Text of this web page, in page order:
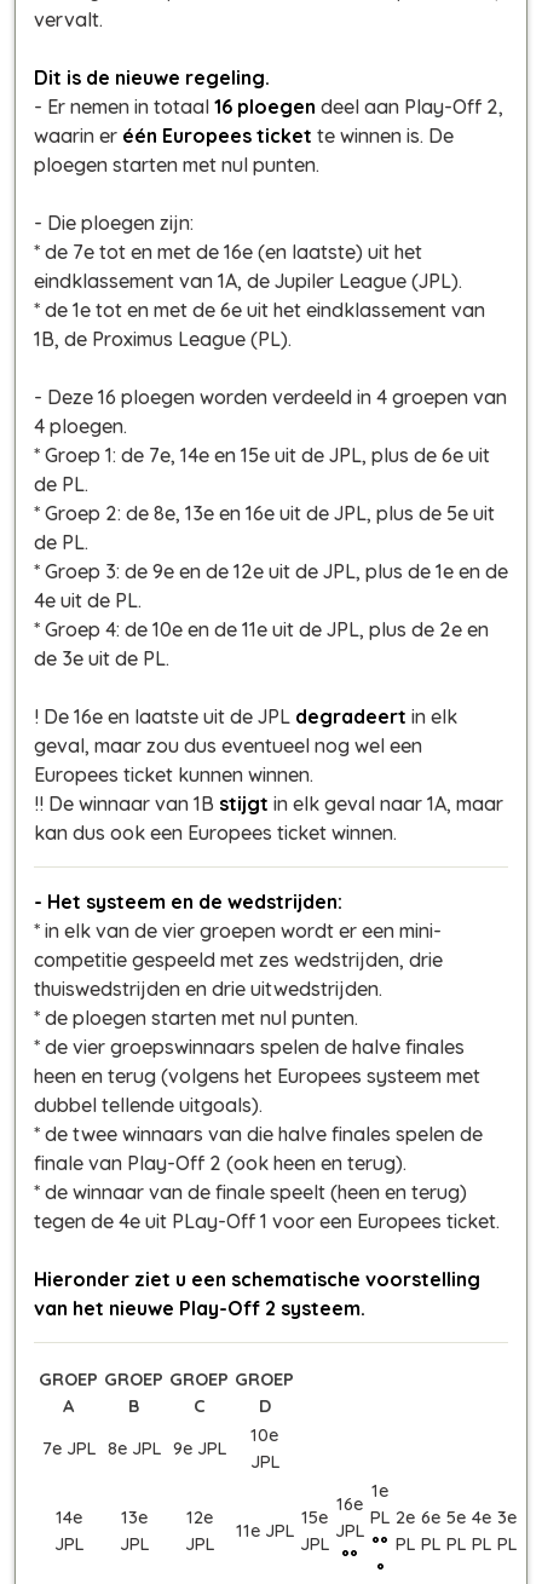
vervalt.
Dit is de nieuwe regeling.
- Er nemen in totaal 16 ploegen deel aan Play-Off 2,
waarin er één Europees ticket te winnen is. De
ploegen starten met nul punten.
- Die ploegen zijn:
* de 7e tot en met de 16e (en laatste) uit het
eindklassement van 1A, de Jupiler League (JPL).
* de 1e tot en met de 6e uit het eindklassement van
1B, de Proximus League (PL).
- Deze 16 ploegen worden verdeeld in 4 groepen van
4 ploegen.
* Groep 1: de 7e, 14e en 15e uit de JPL, plus de 6e uit
de PL.
* Groep 2: de 8e, 13e en 16e uit de JPL, plus de 5e uit
de PL.
* Groep 3: de 9e en de 12e uit de JPL, plus de 1e en de
4e uit de PL.
* Groep 4: de 10e en de 11e uit de JPL, plus de 2e en
de 3e uit de PL.
! De 16e en laatste uit de JPL degradeert in elk
geval, maar zou dus eventueel nog wel een
Europees ticket kunnen winnen.
!! De winnaar van 1B stijgt in elk geval naar 1A, maar
kan dus ook een Europees ticket winnen.
- Het systeem en de wedstrijden:
* in elk van de vier groepen wordt er een mini-
competitie gespeeld met zes wedstrijden, drie
thuiswedstrijden en drie uitwedstrijden.
* de ploegen starten met nul punten.
* de vier groepswinnaars spelen de halve finales
heen en terug (volgens het Europees systeem met
dubbel tellende uitgoals).
* de twee winnaars van die halve finales spelen de
finale van Play-Off 2 (ook heen en terug).
* de winnaar van de finale speelt (heen en terug)
tegen de 4e uit PLay-Off 1 voor een Europees ticket.
Hieronder ziet u een schematische voorstelling
van het nieuwe Play-Off 2 systeem.
GROEP
A
GROEP
B
GROEP
C
GROEP
D
7e JPL 8e JPL 9e JPL
10e
JPL
14e
JPL
13e
JPL
12e
JPL
11e JPL
15e
JPL
16e
JPL
°°
1e
PL
°°
°
2e
PL
6e
PL
5e
PL
4e
PL
3e
PL